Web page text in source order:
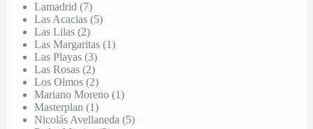
Lamadrid (7)
Las Acacias (5)
Las Lilas (2)
Las Margaritas (1)
Las Playas (3)
Las Rosas (2)
Los Olmos (2)
Mariano Moreno (1)
Masterplan (1)
Nicolás Avellaneda (5)